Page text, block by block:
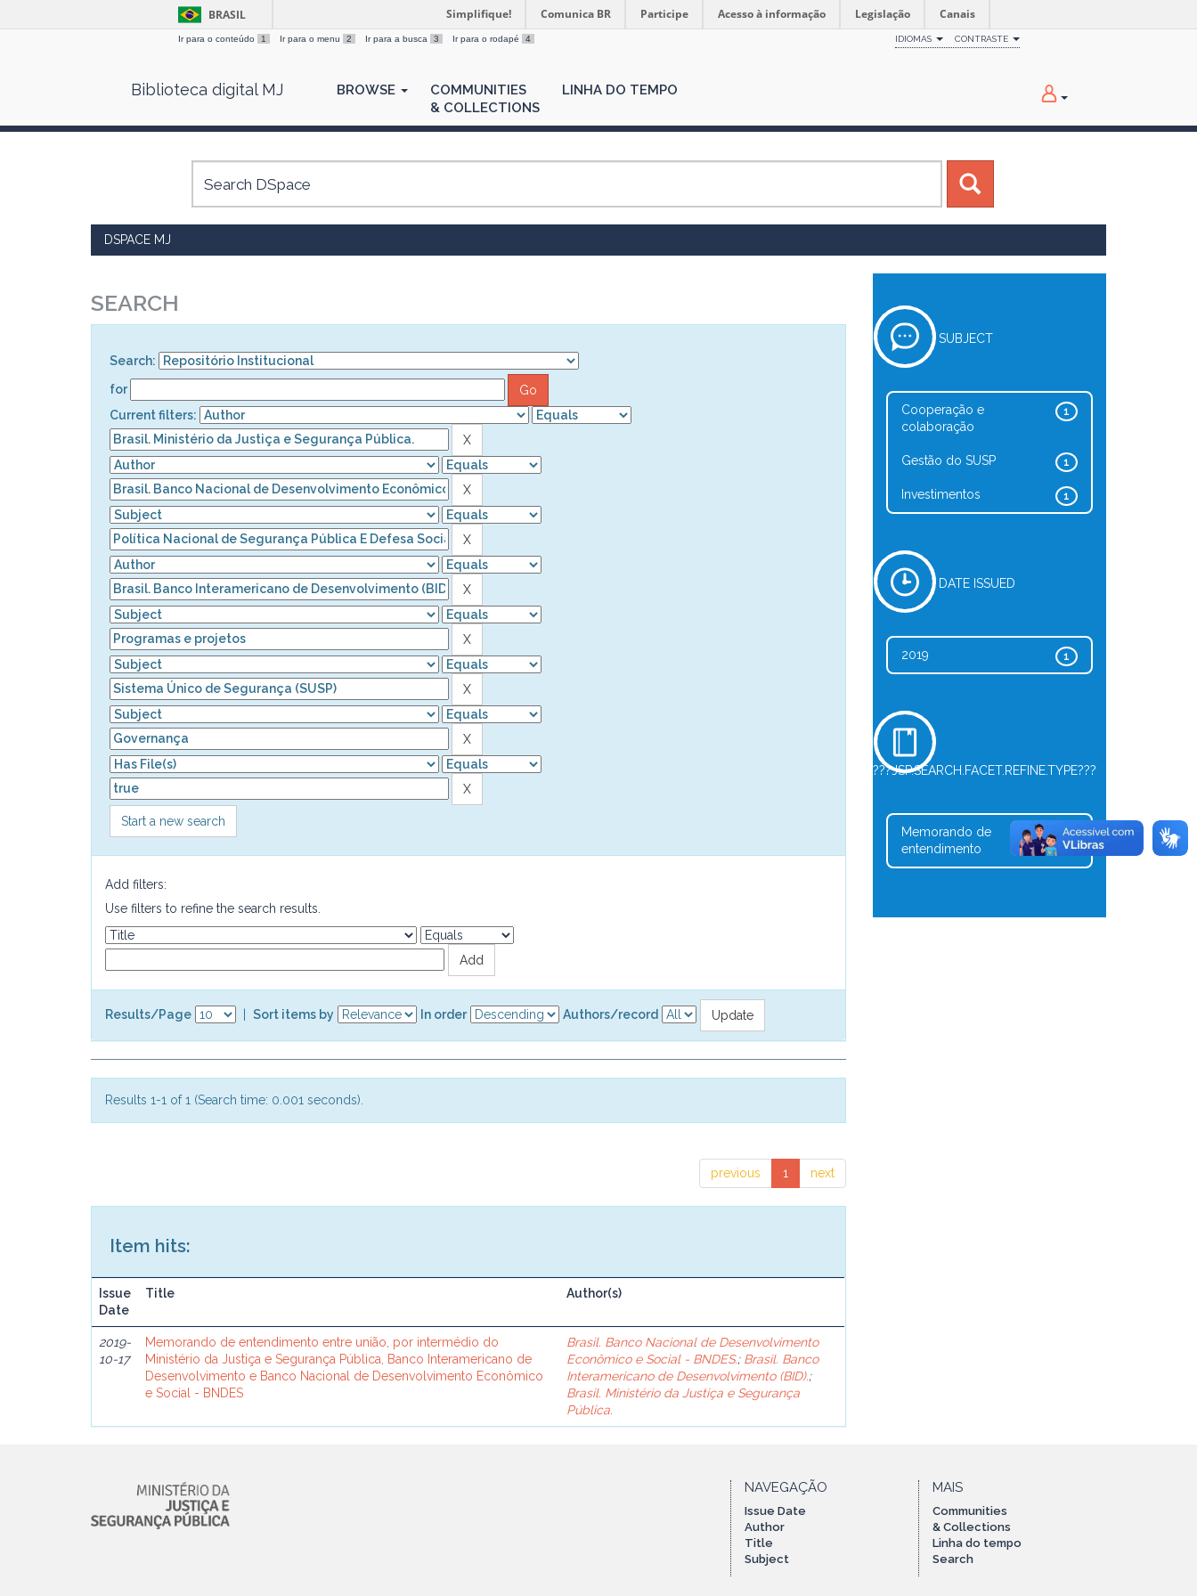
BRASIL Simplifique! Comunica BR Participe Acesso à informação Legislação Canais
Ir para o conteúdo 1 Ir para o menu 2 Ir para a busca 3 Ir para o rodapé 4 IDIOMAS CONTRASTE
Biblioteca digital MJ BROWSE
COMMUNITIES
& COLLECTIONS
LINHA DO TEMPO
DSPACE MJ
SEARCH
Search:
for
Current filters:
Start a new search
Add filters:
Use filters to refine the search results.
Results/Page Sort items by In order Authors/record
Results 1-1 of 1 (Search time: 0.001 seconds).
previous 1 next
Item hits:
Issue
Date
Title Author(s)
2019-
10-17
Memorando de entendimento entre união, por intermédio do
Ministério da Justiça e Segurança Pública, Banco Interamericano de
Desenvolvimento e Banco Nacional de Desenvolvimento Econômico
e Social - BNDES
Brasil. Banco Nacional de Desenvolvimento
Econômico e Social - BNDES.; Brasil. Banco
Interamericano de Desenvolvimento (BID).;
Brasil. Ministério da Justiça e Segurança
Pública.
SUBJECT
1
Cooperação e
colaboração
1
Gestão do SUSP
1
Investimentos
DATE ISSUED
1
2019
???JSP.SEARCH.FACET.REFINE.TYPE???
1
Memorando de
entendimento
NAVEGAÇÃO
Issue Date
Author
Title
Subject
MAIS
Communities
& Collections
Linha do tempo
Search